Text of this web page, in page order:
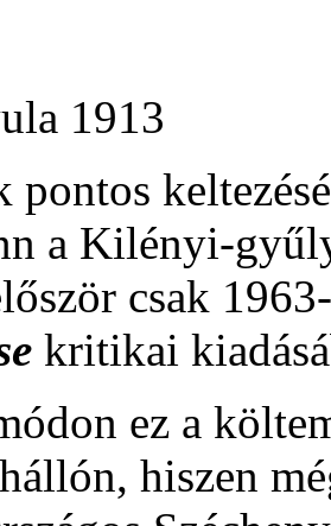
1913
pontos
a Kilényi-
csak
kritikai
ez a
hiszen